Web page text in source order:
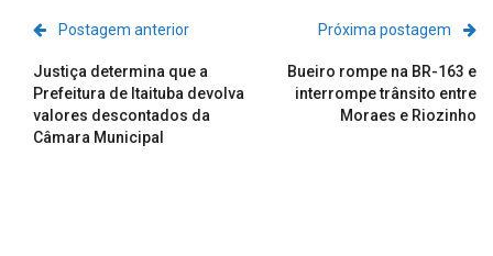
Postagem anterior
Justiça determina que a
Prefeitura de Itaituba devolva
valores descontados da
Câmara Municipal
Próxima postagem
Bueiro rompe na BR-163 e
interrompe trânsito entre
Moraes e Riozinho